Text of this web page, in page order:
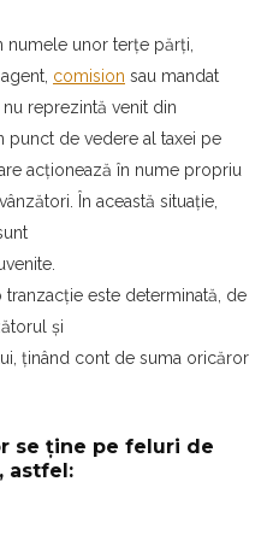
numele unor terțe părți,
comision sau mandat
reprezintă venit din
punct de vedere al taxei pe
acționează în nume propriu
În această situație,
este determinată, de
şi
ținând cont de suma oricăror
se ține pe feluri de
astfel: